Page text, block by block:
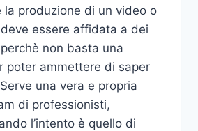
la produzione di un video o
essere affidata a dei
non basta una
poter ammettere di saper
una vera e propria
di professionisti,
l’intento è quello di